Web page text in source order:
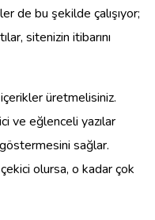
de bu şekilde çalışıyor;
sitenizin itibarını
üretmelisiniz.
ve eğlenceli yazılar
sağlar.
olursa, o kadar çok